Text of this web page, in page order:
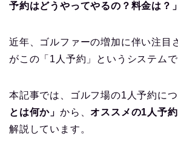
予約はどうやってやるの？料金は？」
近年、ゴルファーの増加に伴い注目
がこの「1人予約」というシステムで
本記事では、ゴルフ場の1人予約につ
とは何か」 から、オススメの1人予
解説しています。